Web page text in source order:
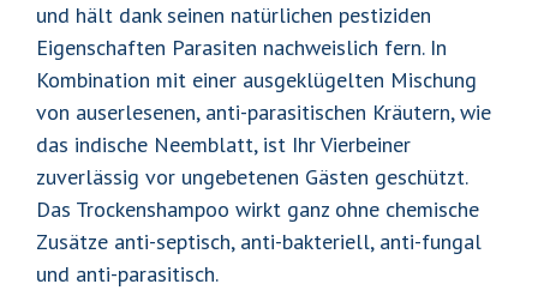
und hält dank seinen natürlichen pestiziden
Eigenschaften Parasiten nachweislich fern. In
Kombination mit einer ausgeklügelten Mischung
von auserlesenen, anti-parasitischen Kräutern,wie
das indische Neemblatt, ist Ihr Vierbeiner
zuverlässig vor ungebetenen Gästen geschützt.
Das Trockenshampoo wirkt ganz ohne chemische
Zusätze anti-septisch, anti-bakteriell, anti-fungal
und anti-parasitisch.